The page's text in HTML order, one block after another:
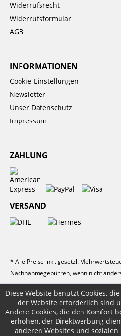
Widerrufsrecht
Widerrufsformular
AGB
INFORMATIONEN
Cookie-Einstellungen
Newsletter
Unser Datenschutz
Impressum
ZAHLUNG
VERSAND
* Alle Preise inkl. gesetzl.
Nachnahmegebühren, wenn nicht
Diese Website benutzt Cookies,
der Website erforderlich sind
Andere Cookies, die den Komfort
erhöhen, der Direktwerbung
anderen Websites und